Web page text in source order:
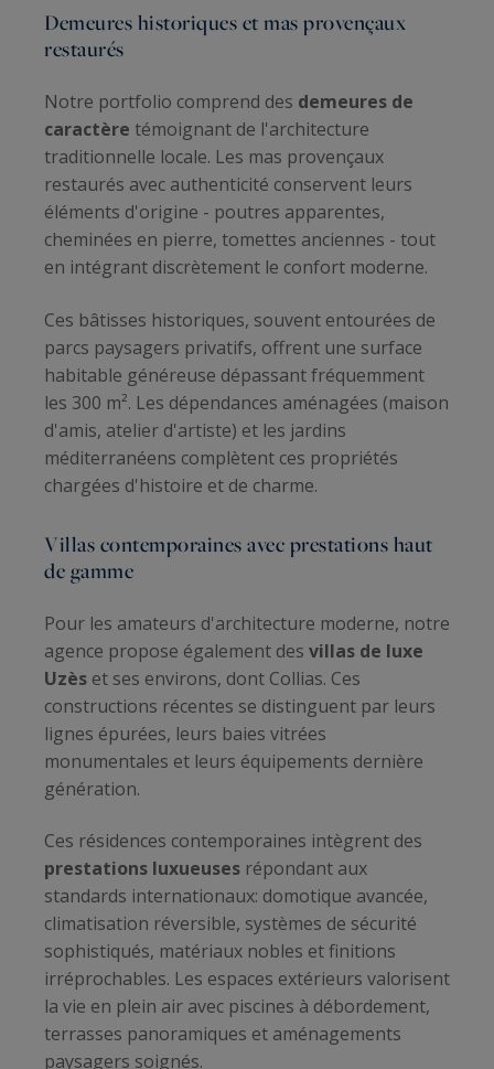
Demeures historiques et mas provençaux
restaurés
Notre portfolio comprend des demeures de
caractère témoignant de l'architecture
traditionnelle locale. Les mas provençaux
restaurés avec authenticité conservent leurs
éléments d'origine - poutres apparentes,
cheminées en pierre, tomettes anciennes - tout
en intégrant discrètement le confort moderne.
Ces bâtisses historiques, souvent entourées de
parcs paysagers privatifs, offrent une surface
habitable généreuse dépassant fréquemment
les 300 m². Les dépendances aménagées (maison
d'amis, atelier d'artiste) et les jardins
méditerranéens complètent ces propriétés
chargées d'histoire et de charme.
Villas contemporaines avec prestations haut
de gamme
Pour les amateurs d'architecture moderne, notre
agence propose également des villas de luxe
Uzès et ses environs, dont Collias. Ces
constructions récentes se distinguent par leurs
lignes épurées, leurs baies vitrées
monumentales et leurs équipements dernière
génération.
Ces résidences contemporaines intègrent des
prestations luxueuses répondant aux
standards internationaux: domotique avancée,
climatisation réversible, systèmes de sécurité
sophistiqués, matériaux nobles et finitions
irréprochables. Les espaces extérieurs valorisent
la vie en plein air avec piscines à débordement,
terrasses panoramiques et aménagements
paysagers soignés.